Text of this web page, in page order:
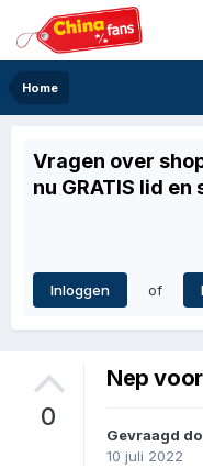
Home
Vragen over
nu GRATIS lid
Inloggen of
0
Nep
Gevraagd
10 juli 2022